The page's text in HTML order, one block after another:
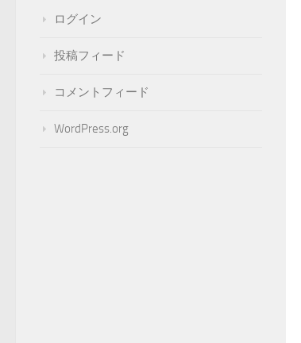
ログイン
投稿フィード
コメントフィード
WordPress.org